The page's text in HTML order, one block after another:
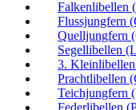
Falkenlibellen
Flussjungfern
Quelljungfern
Segellibellen
3.
Prachtlibellen
Teichjungfern